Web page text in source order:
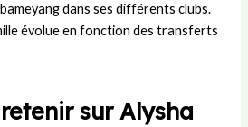
dans ses différents clubs.
évolue en fonction des transferts
sur Alysha